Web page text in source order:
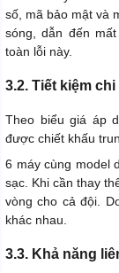
số, mã bảo mật và
sóng, dẫn đến
toàn lỗi này.
3.2. Tiết kiệm
Theo biểu giá áp
được chiết khấu
6 máy cùng model
sạc. Khi cần thay
vòng cho cả đội.
khác nhau.
3.3. Khả năng